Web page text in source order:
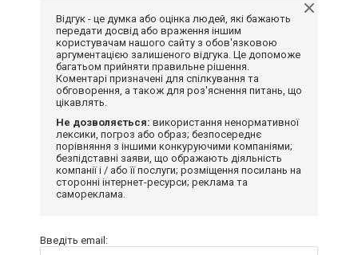
Відгук - це думка або оцінка людей, які бажають
передати досвід або враження іншим
користувачам нашого сайту з обов'язковою
аргументацією залишеного відгука. Це допоможе
багатьом прийняти правильне рішення.
Коментарі призначені для спілкування та
обговорення, а також для роз'яснення питань, що
цікавлять.
Не дозволяється: використання ненормативної
лексики, погроз або образ; безпосереднє
порівняння з іншими конкуруючими компаніями;
безпідставні заяви, що ображають діяльність
компанії і / або її послуги; розміщення посилань на
сторонні інтернет-ресурси; реклама та
самореклама.
Введіть email: